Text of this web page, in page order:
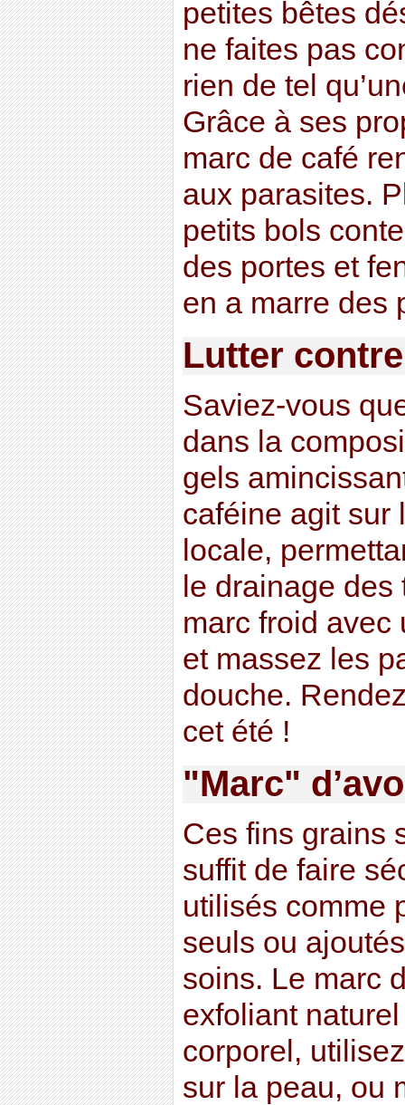
petites bêtes
ne faites pas
rien de tel
Grâce à ses
marc de café
aux parasites.
petits bols
des portes et
en a marre des
Lutter
Saviez-vous
dans la
gels
caféine agit sur
locale,
le drainage
marc froid avec
et massez les
douche.
cet été !
"Marc"
Ces fins grains
suffit de faire
utilisés comme
seuls ou
soins. Le marc
exfoliant
corporel,
sur la peau, ou